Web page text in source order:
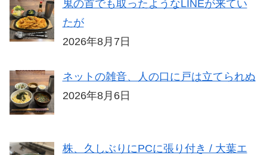
鬼の首でも取ったようなLINEが来てい
たが
2026年8月7日
ネットの雑音、人の口に戸は立てられぬ
2026年8月6日
株、久しぶりにPCに張り付き / 大葉エ